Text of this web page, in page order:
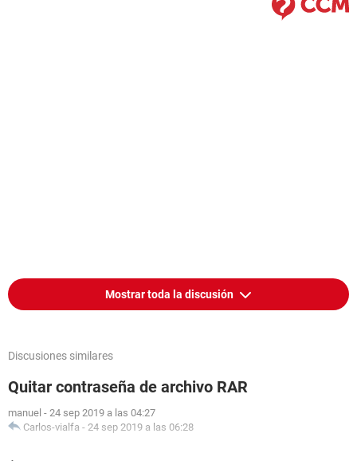
Mostrar toda la discusión
Discusiones similares
Quitar contraseña de archivo RAR
manuel - 24 sep 2019 a las 04:27
Carlos-vialfa - 24 sep 2019 a las 06:28